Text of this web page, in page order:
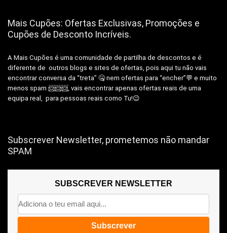
Mais Cupões: Ofertas Exclusivas, Promoções e
Cupões de Desconto Incríveis.
A Mais Cupões é uma comunidade de partilha de descontos e é
diferente de outros blogs e sites de ofertas, pois aqui tu não vais
encontrar conversa da “treta” 🤐 nem ofertas para “encher”💬 e muito
menos spam 📨📨📨, vais encontrar apenas ofertas reais de uma
equipa real, para pessoas reais como Tu!😉
Subscrever Newsletter, prometemos não mandar
SPAM
SUBSCREVER NEWSLETTER